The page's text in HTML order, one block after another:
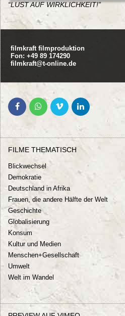
“LUST AUF WIRKLICHKEIT!”
filmkraft filmproduktion
Fon: +49 89 174290
filmkraft@t-online.de
FILME THEMATISCH
Blickwechsel
Demokratie
Deutschland in Afrika
Frauen, die andere Hälfte der Welt
Geschichte
Globalisierung
Konsum
Kultur und Medien
Menschen+Gesellschaft
Umwelt
Welt im Wandel